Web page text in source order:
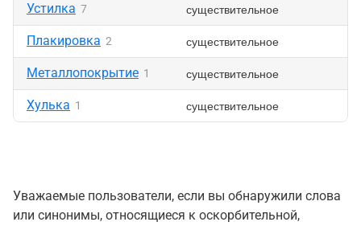
Устилка 7 существительное
Плакировка 2 существительное
Металлопокрытие 1 существительное
Хулька 1 существительное
Уважаемые пользователи, если вы обнаружили слова
или синонимы, относящиеся к оскорбительной,